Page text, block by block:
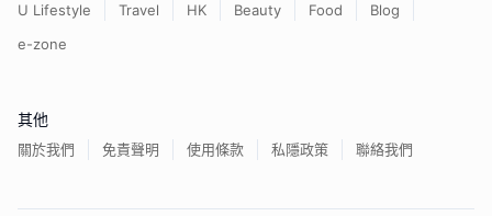
U Lifestyle Travel HK Beauty Food
Blog
e-zone
其他
關於我們 免責聲明 使用條款 私隱政策 聯絡我們